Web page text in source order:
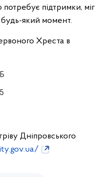
підтримки, міг
який момент.
Хреста в
Дніпровського